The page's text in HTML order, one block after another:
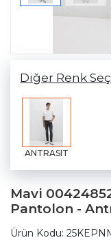
Diğer Renk
ANTRASIT
Mavi
Pantolon -
Ürün Kodu: